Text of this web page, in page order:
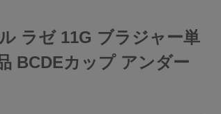
ラゼ 11G ブラジャー単
BCDEカップ アンダー